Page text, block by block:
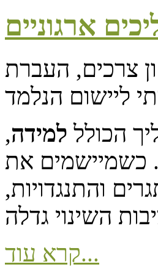
ארגוניים
צרכים, העברת
הכולל למידה,
. כשמיישמים את
והתנגדויות,
קרא עוד...